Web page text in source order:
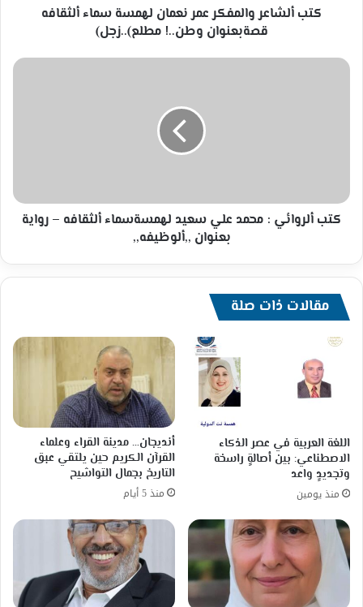
كتب ألشاعر والمفكر عمر نعمان لهمسة سماء ألثقافه
قصةبعنوان وطن..! مطلع)..زجل)
كتب
–
رواية
كتب ألروائي : محمد علي سعيد لهمسةسماء ألثقافه – رواية
بعنوان ,,ألوظيفه,,
مقالات ذات صلة
اللغة العربية في عصر الذكاء
الاصطناعي: بين أصالةٍ راسخة
وتجديدٍ واعد
منذ يومين
أنديجان… مدينة القراء وعلماء
القرآن الكريم حين يلتقي عبق
التاريخ بجمال التواشيح
منذ 5 أيام